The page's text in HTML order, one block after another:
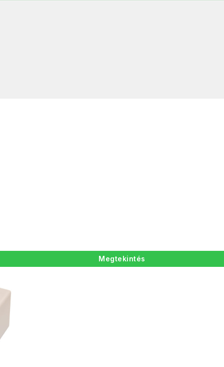
Megtekintés